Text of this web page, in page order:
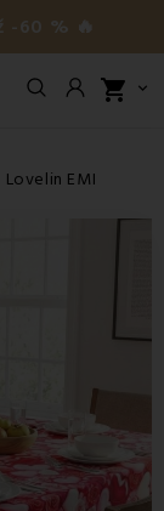
-60 % 🔥
shopping_cart 
EMI